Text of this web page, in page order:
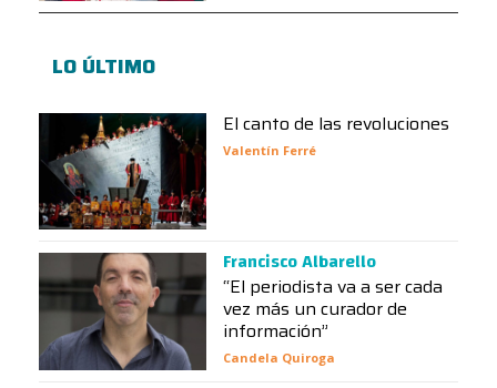
LO ÚLTIMO
El canto de las revoluciones
Valentín Ferré
Francisco Albarello
“El periodista va a ser cada
vez más un curador de
información”
Candela Quiroga